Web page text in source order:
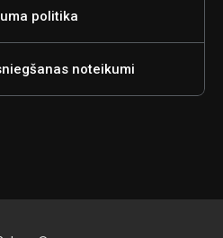
politika
noteikumi